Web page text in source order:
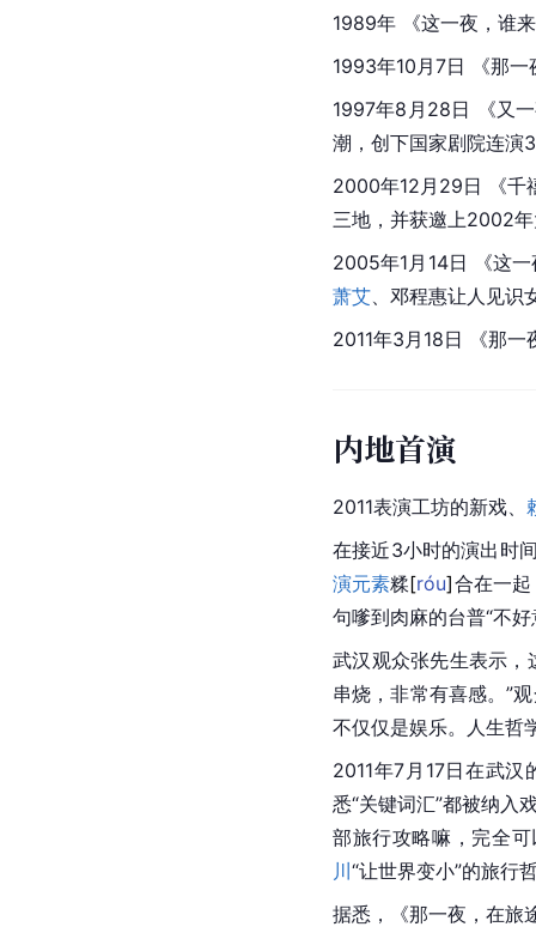
1989年 《这一夜，谁
1993年10月7日 《那
1997年8月28日 《又
潮，创下国家剧院连演
2000年12月29日 《千
三地，并获邀上2002
2005年1月14日 《这
萧艾 、邓程惠让人见
2011年3月18日 《那
内地首演
2011表演工坊的新戏、
在接近3小时的演出时
演元素糅[róu]合在一
句嗲到肉麻的台普“不
武汉观众张先生表示，
串烧，非常有喜感。”
不仅仅是娱乐。人生哲
2011年7月17日在武汉
悉“关键词汇”都被纳入
部旅行攻略嘛，完全
川“让世界变小”的旅行
据悉，《那一夜，在旅